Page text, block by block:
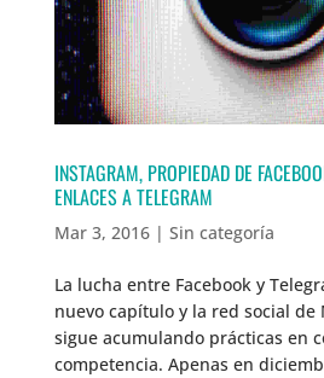
INSTAGRAM, PROPIEDAD DE
ENLACES A TELEGRAM
Mar 3, 2016| Sin categoría
La lucha entre Facebook y
nuevo capítulo y la red social de
sigue acumulando prácticas en
competencia. Apenas en